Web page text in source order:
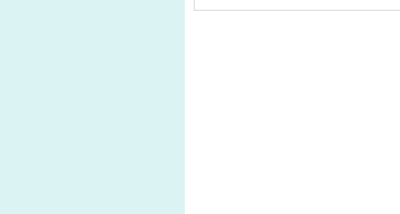
эл.станция+эл.сварка yandex.ru